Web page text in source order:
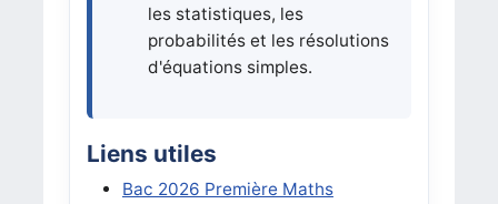
les statistiques, les
probabilités et les résolutions
d'équations simples.
Liens utiles
Bac 2026 Première Maths